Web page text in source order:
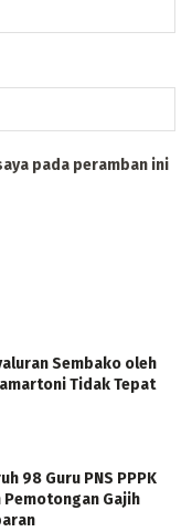
pada peramban ini
Sembako oleh
Tidak Tepat
98 Guru PNS PPPK
Pemotongan Gajih